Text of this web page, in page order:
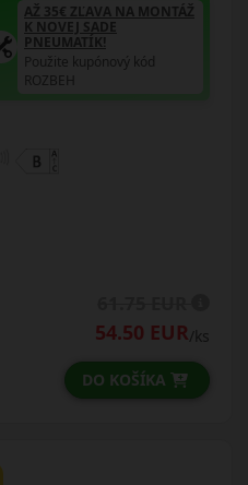
AŽ 35€ ZĽAVA NA MONTÁŽ
K NOVEJ SADE
PNEUMATÍK!
Použite kupónový kód
ROZBEH
54.50 EUR/ks
DO KOŠÍKA